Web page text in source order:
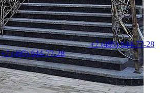
+7 (495) 644-77-28
+7 (495) 644-77-28